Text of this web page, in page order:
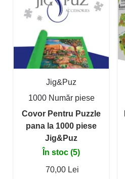
Jig&Puz
1000 Număr piese
Covor Pentru Puzzle
pana la 1000 piese
Jig&Puz
În stoc (5)
70,00 Lei